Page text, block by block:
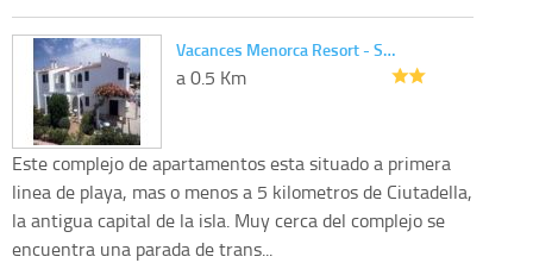
Vacances Menorca Resort - S…
a 0.5 Km
Este complejo de apartamentos esta situado a primera
linea de playa, mas o menos a 5 kilometros de Ciutadella,
la antigua capital de la isla. Muy cerca del complejo se
encuentra una parada de trans...